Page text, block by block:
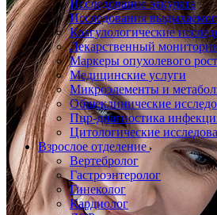
Исследование эякулята
Исследования
Коагулологические
Лекарственный
Маркеры опухолевого
Медицинские услуги
Микроэлементы и
Общеклинические
Пцр-диагностика
Цитологические
Взрослое отделение
Вертебролог
Гастроэнтеролог
Гинеколог
Кардиолог